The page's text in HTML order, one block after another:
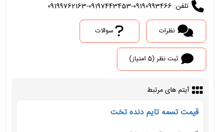
تلفن: 09190993466-09197443453-09199762163
نظرات سوالات
ثبت نظر (5 امتیاز)
آیتم های مرتبط
قیمت تسمه تایم دنده تخت